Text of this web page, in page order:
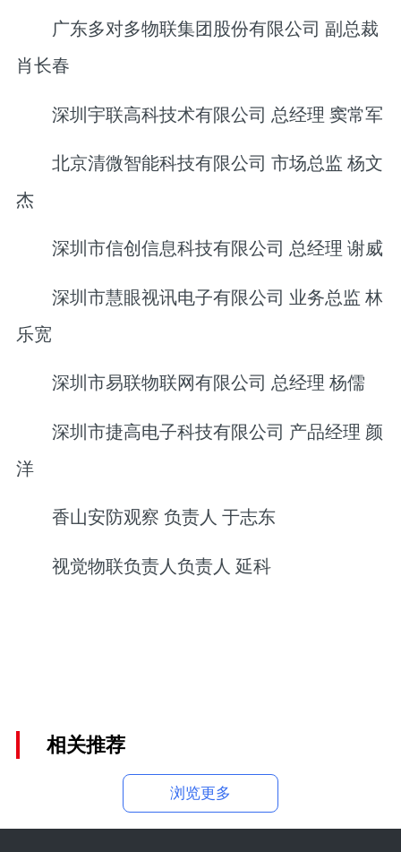
广东多对多物联集团股份有限公司 副总裁
肖长春
深圳宇联高科技术有限公司 总经理 窦常军
北京清微智能科技有限公司 市场总监 杨文
杰
深圳市信创信息科技有限公司 总经理 谢威
深圳市慧眼视讯电子有限公司 业务总监 林
乐宽
深圳市易联物联网有限公司 总经理 杨儒
深圳市捷高电子科技有限公司 产品经理 颜
洋
香山安防观察 负责人 于志东
视觉物联负责人负责人 延科
相关推荐
浏览更多